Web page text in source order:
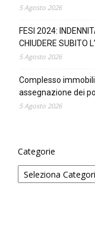
5 Agosto 2026
FESI 2024:
CHIUDERE SUBITO
5 Agosto 2026
Complesso
assegnazione dei
5 Agosto 2026
Categorie